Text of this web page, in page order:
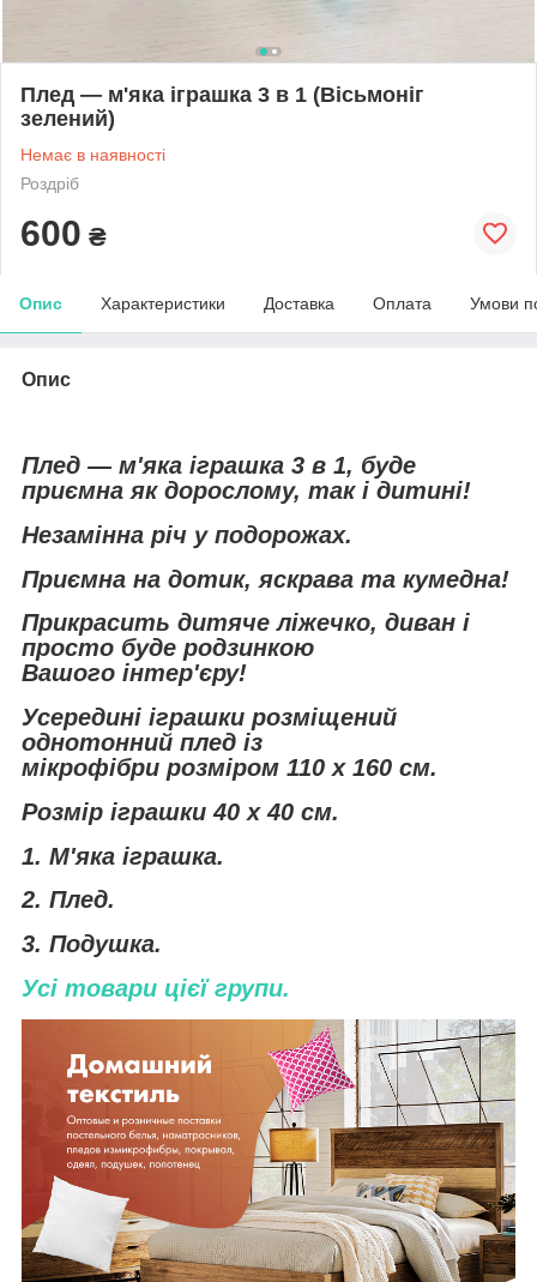
Плед — м'яка іграшка 3 в 1 (Вісьмоніг
зелений)
Немає в наявності
Роздріб
600 ₴
Опис Характеристики Доставка Оплата Умови
Опис
Плед — м'яка іграшка 3 в 1, буде
приємна як дорослому, так і дитині!
Незамінна річ у подорожах.
Приємна на дотик, яскрава та кумедна!
Прикрасить дитяче ліжечко, диван і
просто буде родзинкою
Вашого інтер'єру!
Усередині іграшки розміщений
однотонний плед із
мікрофібри розміром 110 х 160 см.
Розмір іграшки 40 х 40 см.
1. М'яка іграшка.
2. Плед.
3. Подушка.
Усі товари цієї групи.